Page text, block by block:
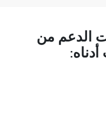
الدعم من
أدناه: